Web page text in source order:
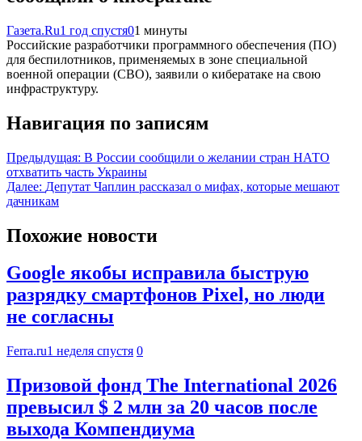
Газета.Ru1 год спустя01 минуты
Российские разработчики программного обеспечения (ПО)
для беспилотников, применяемых в зоне специальной
военной операции (СВО), заявили о кибератаке на свою
инфраструктуру.
Навигация по записям
Предыдущая: В России сообщили о желании стран НАТО
отхватить часть Украины
Далее: Депутат Чаплин рассказал о мифах, которые мешают
дачникам
Похожие новости
Google якобы исправила быструю
разрядку смартфонов Pixel, но люди
не согласны
Ferra.ru1 неделя спустя 0
Призовой фонд The International 2026
превысил $ 2 млн за 20 часов после
выхода Компендиума